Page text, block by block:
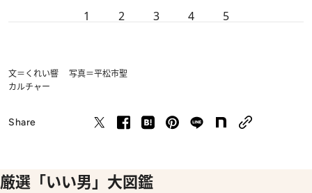
1 2 3 4 5
文＝くれい響 写真＝平松市聖
カルチャー
Share
厳選「いい男」大図鑑